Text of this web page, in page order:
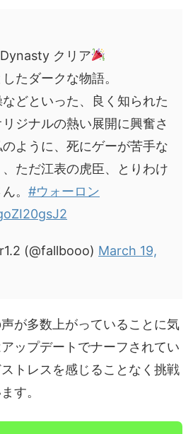
クリア
たダークな物語。
どといった、良く知られた
ジナルの熱い展開に興奮さ
ように、死にゲーが苦手な
ただ江表の虎臣、とりわけ
。 #ウォーロン
(@fallbooo) March 19,
が多数上がっていることに気
ップデートでナーフされてい
トレスを感じることなく挑戦
す。